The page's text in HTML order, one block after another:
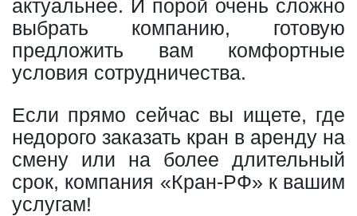
актуальнее. И порой очень сложно
выбрать компанию, готовую
предложить вам комфортные
условия сотрудничества.
Если прямо сейчас вы ищете, где
недорого заказать кран в аренду на
смену или на более длительный
срок, компания «Кран-РФ» к вашим
услугам!